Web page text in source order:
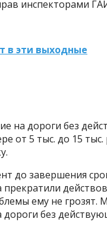
инспекторами
в эти выходные
на дороги без
от 5 тыс. до 15 тыс.
до завершения
прекратили
ему не грозят.
без